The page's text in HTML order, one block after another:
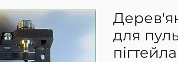
для